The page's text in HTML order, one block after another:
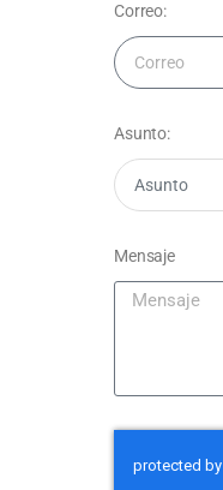
Correo:
Asunto:
Mensaje